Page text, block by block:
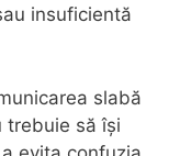
insuficientă
slabă
trebuie să își